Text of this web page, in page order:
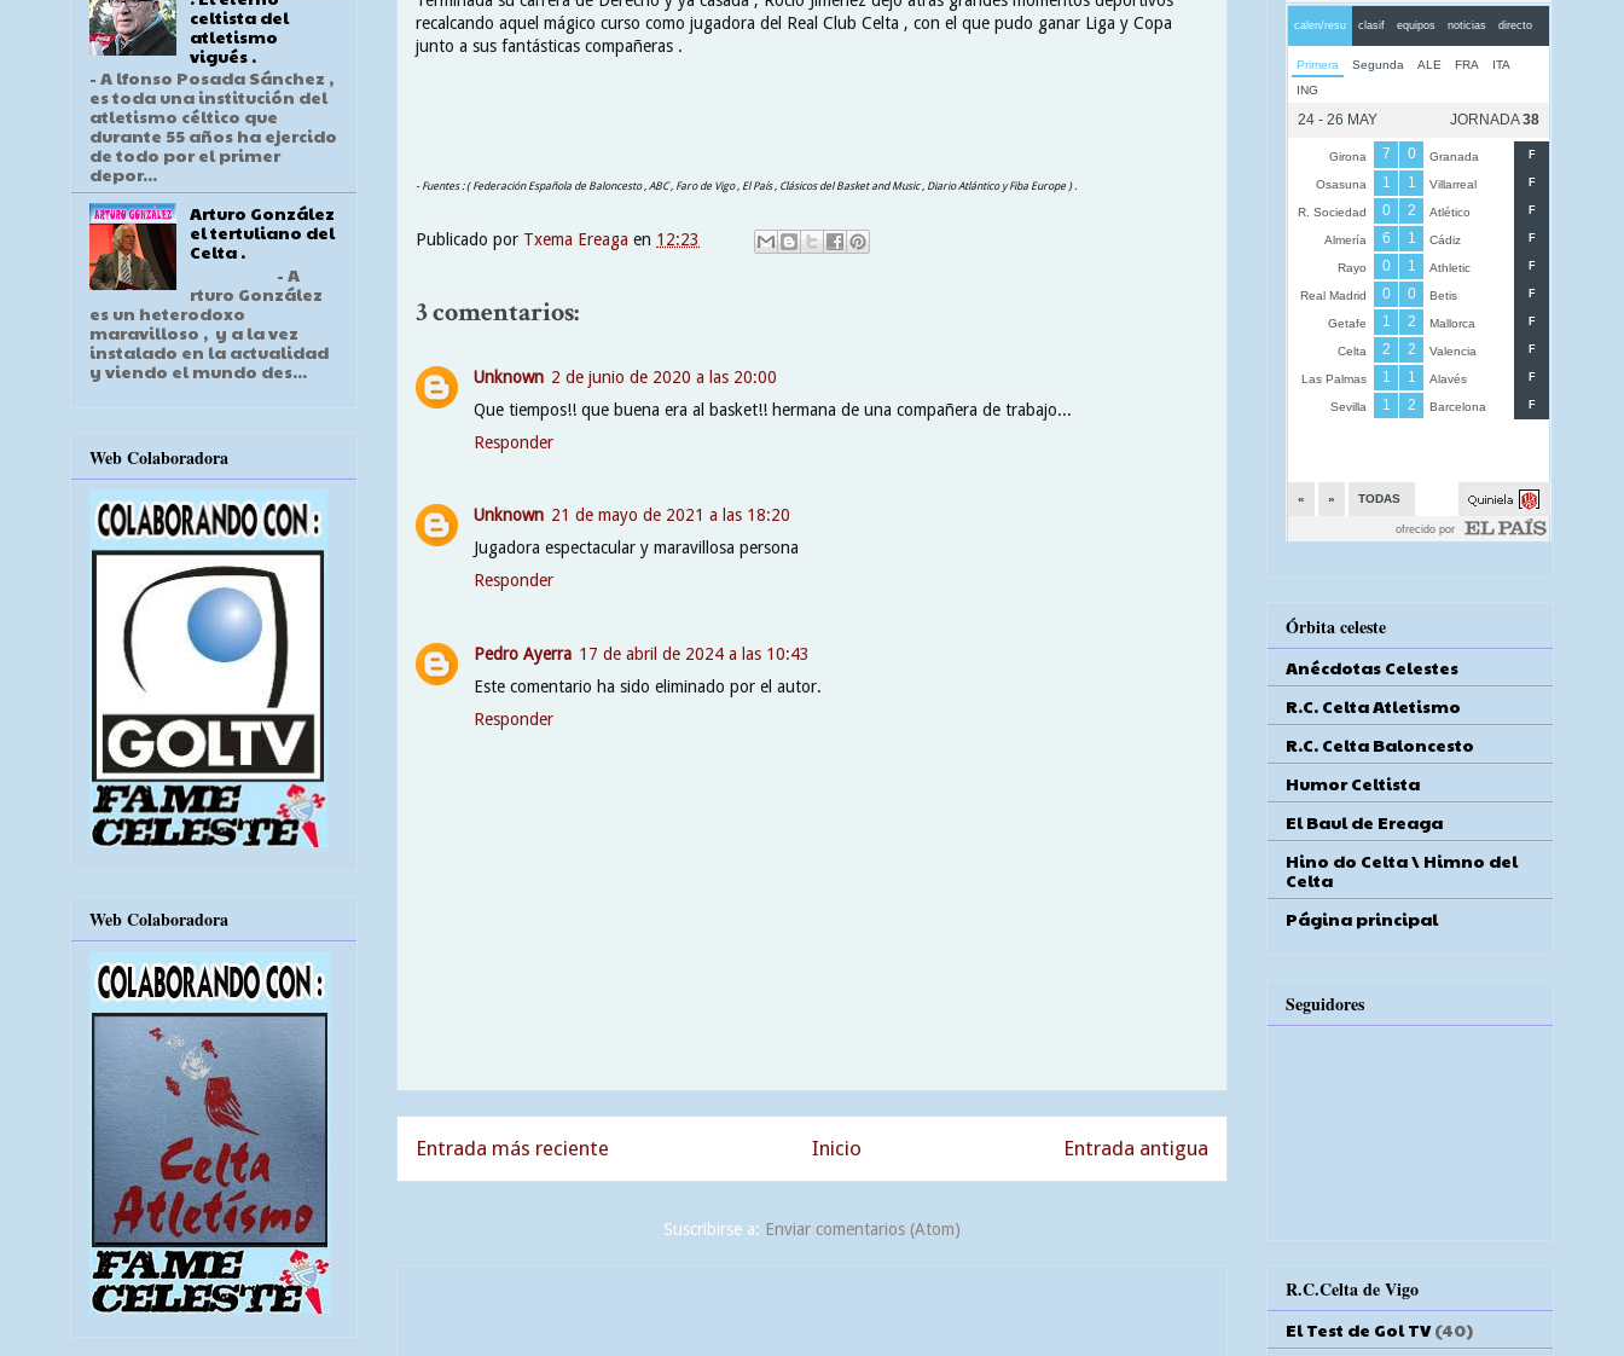
recalcando aquel mágico curso como jugadora del Real Club Celta , con el que pudo ganar Liga y Copa
junto a sus fantásticas compañeras .
- Fuentes : ( Federación Española de Baloncesto , ABC , Faro de Vigo , El País , Clásicos del Basket and Music , Diario Atlántico y Fiba Europe ) .
Publicado por Txema Ereaga en 12:23
3 comentarios:
Unknown 2 de junio de 2020 a las 20:00
Que tiempos!! que buena era al basket!! hermana de una compañera de trabajo...
Responder
Unknown 21 de mayo de 2021 a las 18:20
Jugadora espectacular y maravillosa persona
Responder
Pedro Ayerra 17 de abril de 2024 a las 10:43
Este comentario ha sido eliminado por el autor.
Responder
Entrada más reciente Entrada antigua
Inicio
Suscribirse a: Enviar comentarios (Atom)
celtista del
atletismo
vigués .
- A lfonso Posada Sánchez ,
es toda una institución del
atletismo céltico que
durante 55 años ha ejercido
de todo por el primer
depor...
Arturo González
el tertuliano del
Celta .
- A
rturo González
es un heterodoxo
maravilloso , y a la vez
instalado en la actualidad
y viendo el mundo des...
Web Colaboradora
Web Colaboradora
Órbita celeste
Anécdotas Celestes
R.C. Celta Atletismo
R.C. Celta Baloncesto
Humor Celtista
El Baul de Ereaga
Hino do Celta \ Himno del
Celta
Página principal
Seguidores
R.C.Celta de Vigo
El Test de Gol TV (40)